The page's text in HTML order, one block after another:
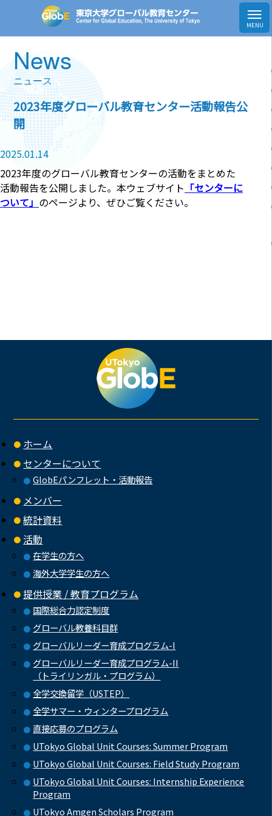
News
ニュース
2023年度グローバル教育センター活動報告公
開
2025.01.14
2023年度のグローバル教育センターの活動をまとめた
活動報告を公開しました。本ウェブサイト 「センターに
ついて」 のページより、ぜひご覧ください。
ホーム
センターについて
GlobEパンフレット・活動報告
メンバー
統計資料
活動
在学生の方へ
海外大学学生の方へ
提供授業 / 教育プログラム
国際総合力認定制度
グローバル教養科目群
グローバルリーダー育成プログラム-I
グローバルリーダー育成プログラム-II
（トライリンガル・プログラム）
全学交換留学（USTEP）
全学サマー・ウィンタープログラム
直接応募のプログラム
UTokyo Global Unit Courses: Summer Program
UTokyo Global Unit Courses: Field Study Program
UTokyo Global Unit Courses: Internship Experience
Program
UTokyo Amgen Scholars Program